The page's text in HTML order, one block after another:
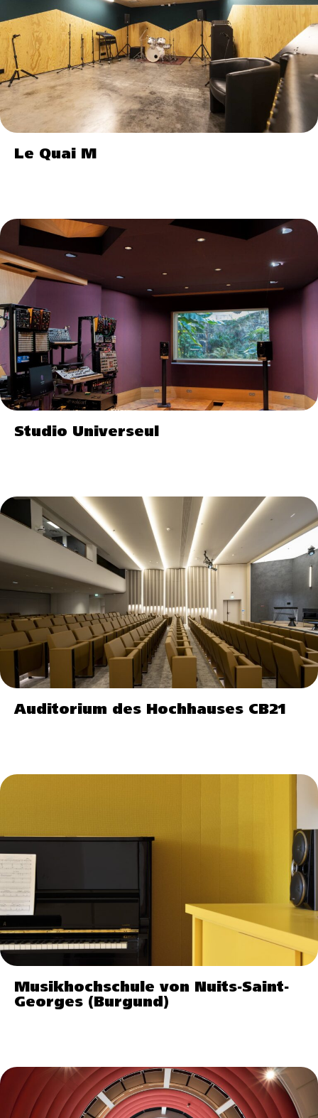
Le Quai M
Studio Universeul
Auditorium des Hochhauses CB21
Musikhochschule von Nuits-Saint-
Georges (Burgund)